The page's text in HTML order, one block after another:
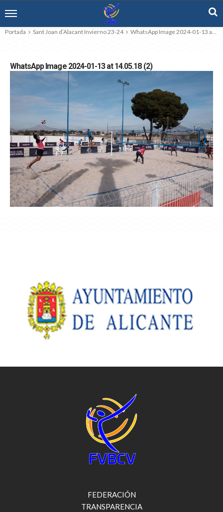
Portada Sant Joan d’Alacant Invierno 23-24 WhatsApp Image 2024-01-13 at 14.05.18 (2)
WhatsApp Image 2024-01-13 at 14.05.18 (2)
FEDERACIÓN
TRANSPARENCIA